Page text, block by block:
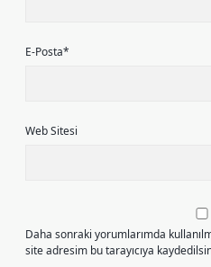
E-Posta*
Web Sitesi
Daha sonraki yorumlarımda
site adresim bu tarayıcıya